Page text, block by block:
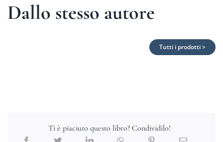
Dallo stesso autore
Tutti i prodotti >
Ti è piaciuto questo libro? Condividilo!